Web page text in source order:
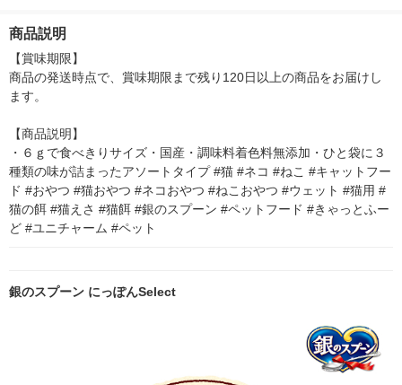
袋 猫用 おやつ
商品説明
【賞味期限】
商品の発送時点で、賞味期限まで残り120日以上の商品をお届けし
ます。
【商品説明】
・６ｇで食べきりサイズ・国産・調味料着色料無添加・ひと袋に３
種類の味が詰まったアソートタイプ #猫 #ネコ #ねこ #キャットフー
ド #おやつ #猫おやつ #ネコおやつ #ねこおやつ #ウェット #猫用 #
猫の餌 #猫えさ #猫餌 #銀のスプーン #ペットフード #きゃっとふー
ど #ユニチャーム #ペット
銀のスプーン にっぽんSelect